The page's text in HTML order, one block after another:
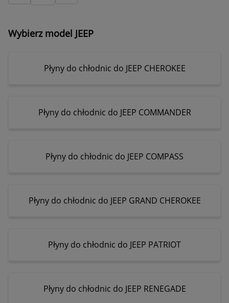
Wybierz model JEEP
Płyny do chłodnic do JEEP CHEROKEE
Płyny do chłodnic do JEEP COMMANDER
Płyny do chłodnic do JEEP COMPASS
Płyny do chłodnic do JEEP GRAND CHEROKEE
Płyny do chłodnic do JEEP PATRIOT
Płyny do chłodnic do JEEP RENEGADE